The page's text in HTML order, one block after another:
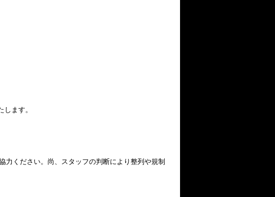
ます。
ください。尚、スタッフの判断により整列や規制